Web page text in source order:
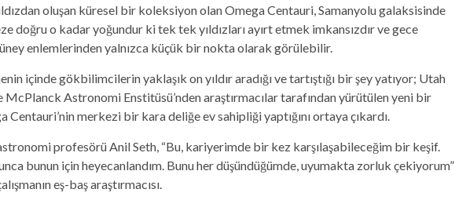
oluşan küresel bir koleksiyon olan Omega Centauri, Samanyolu galaksisinde
doğru o kadar yoğundur ki tek tek yıldızları ayırt etmek imkansızdır ve gece
enlemlerinden yalnızca küçük bir nokta olarak görülebilir.
içinde gökbilimcilerin yaklaşık on yıldır aradığı ve tartıştığı bir şey yatıyor; Utah
McPlanck Astronomi Enstitüsü’nden araştırmacılar tarafından yürütülen yeni bir
Centauri’nin merkezi bir kara deliğe ev sahipliği yaptığını ortaya çıkardı.
profesörü Anil Seth, “Bu, kariyerimde bir kez karşılaşabileceğim bir keşif.
bunun için heyecanlandım. Bunu her düşündüğümde, uyumakta zorluk çekiyorum”
eş-baş araştırmacısı.